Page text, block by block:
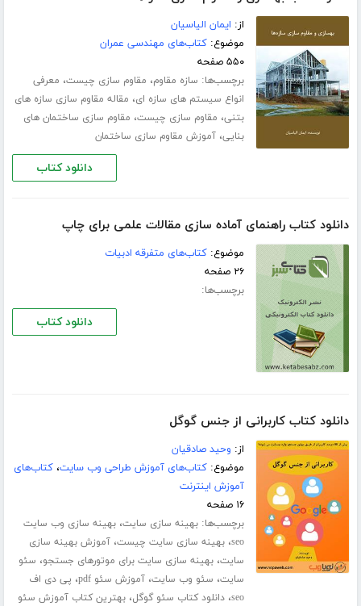
از: ایمان الیاسیان
موضوع:کتاب‌های مهندسی عمران
۵۵۰ صفحه
برچسب‌ها: سازه مقاوم، مقاوم سازی چیست، معرفی
انواع سیستم های سازه ای، مقاله مقاوم سازی سازه های
بتنی، مقاوم سازی چیست، مقاوم سازی ساختمان های
بنایی،آموزش مقاوم سازی ساختمان
دانلود کتاب
دانلود کتاب راهنمای آماده سازی مقالات علمی برای چاپ
موضوع:کتاب‌های متفرقه ادبیات
۲۶ صفحه
برچسب‌ها:
دانلود کتاب
دانلود کتاب کاربرانی از جنس گوگل
از: وحید صادقیان
موضوع:کتاب‌های آموزش طراحی وب سایت،کتاب‌های
آموزش اینترنت
۱۶ صفحه
برچسب‌ها:بهینه سازی سایت،بهینه سازی وب سایت
seo،بهینه سازی سایت چیست،آموزش بهینه سازی
سایت،بهینه سازی سایت برای موتورهای جستجو، سئو
سایت، سئو وب سایت،آموزش سئو pdf ، پی دی اف
seo،دانلود کتاب سئو گوگل،بهترین کتاب آموزش سئو